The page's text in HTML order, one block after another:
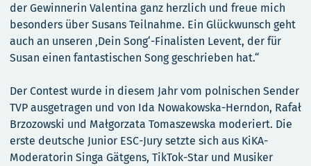
der Gewinnerin Valentina ganz herzlich und freue mich
besonders über Susans Teilnahme. Ein Glückwunsch geht
auch an unseren ‚Dein Song‘-Finalisten Levent, der für
Susan einen fantastischen Song geschrieben hat.“
Der Contest wurde in diesem Jahr vom polnischen Sender
TVP ausgetragen und von Ida Nowakowska-Herndon, Rafał
Brzozowski und Małgorzata Tomaszewska moderiert. Die
erste deutsche Junior ESC-Jury setzte sich aus KiKA-
Moderatorin Singa Gätgens, TikTok-Star und Musiker